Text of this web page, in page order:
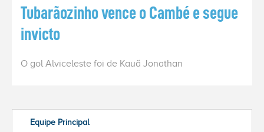
Clube
Notícias
Tubarãozinho vence o Cambé e segue
invicto
O gol Alviceleste foi de Kauã Jonathan
Equipe Principal